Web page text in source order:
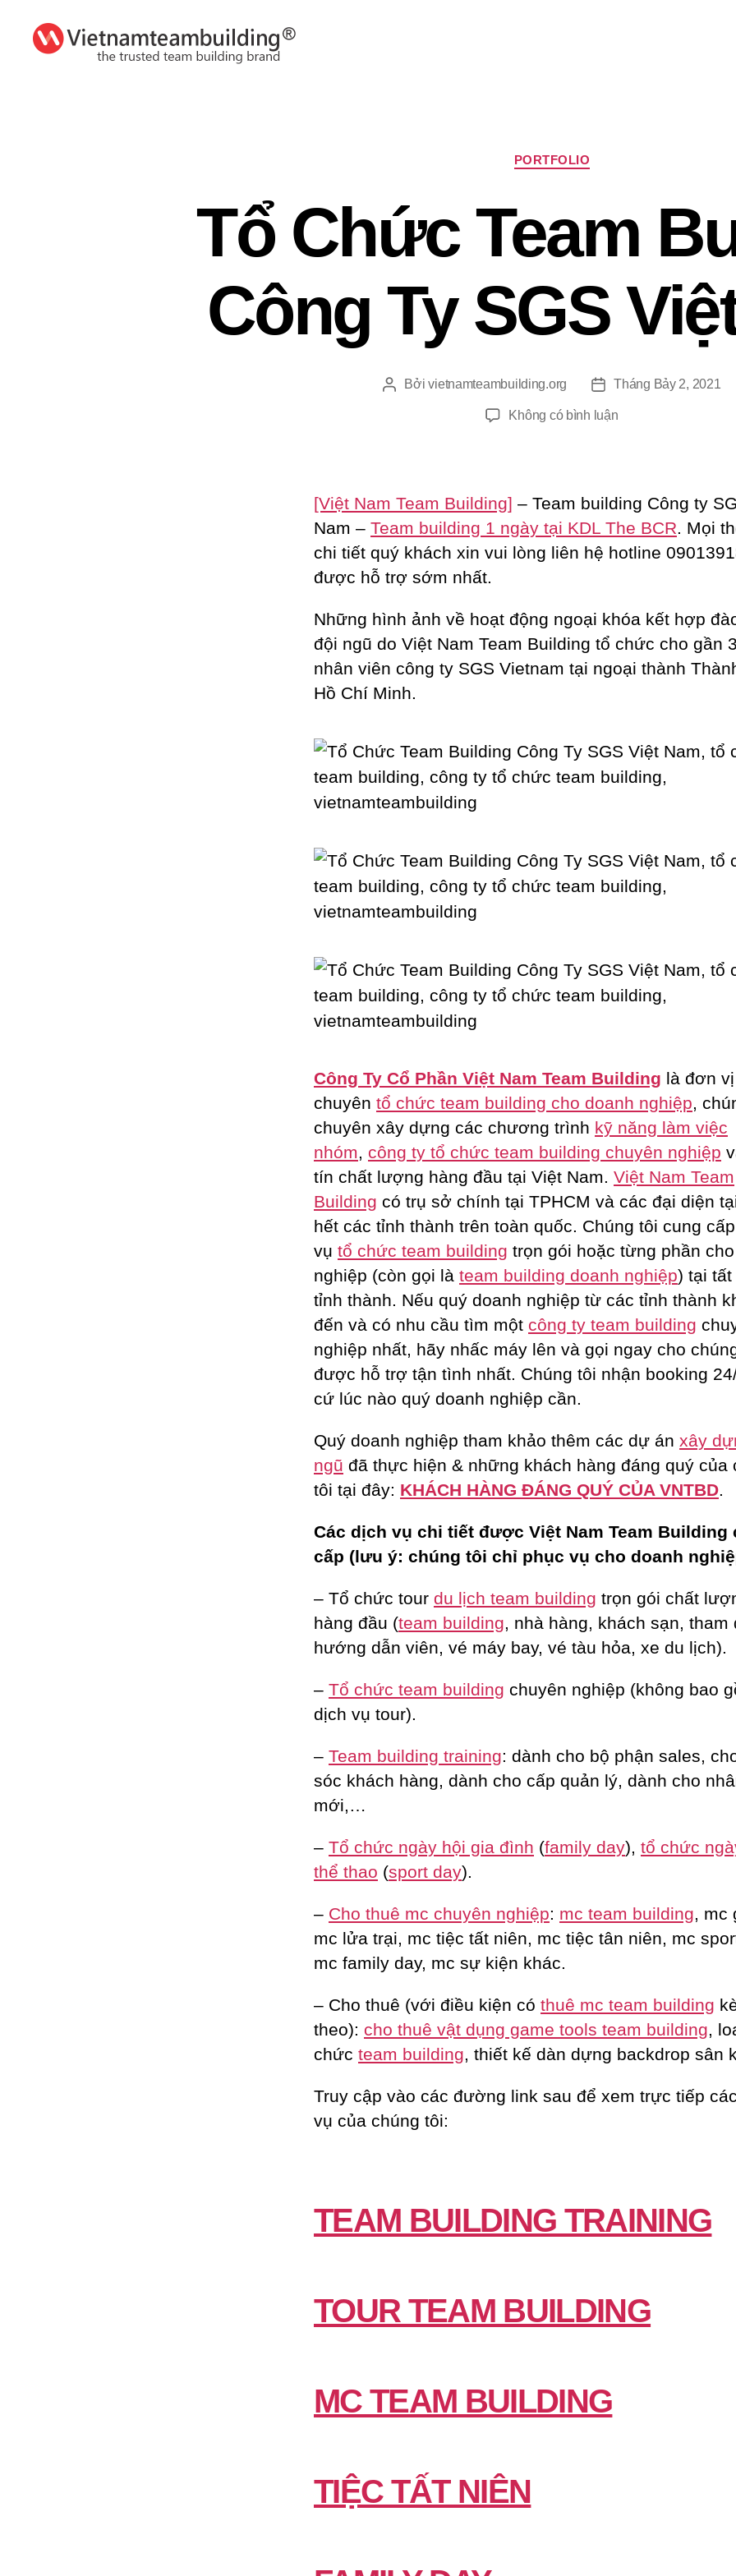
Chuyên
mục
PORTFOLIO
Tổ Chức Team
Công Ty SGS
TácBởivietnamteambuilding.org
NgàyTháng Bảy 2, 2021
Không có bình luậnở
Công
Ty
SGS
[Việt Nam Team Building] – Team building Công ty
Nam – Team building 1 ngày tại KDL The BCR . Mọi
chi tiết quý khách xin vui lòng liên hệ hotline
được hỗ trợ sớm nhất.
Những hình ảnh về hoạt động ngoại khóa kết hợp
đội ngũ do Việt Nam Team Building tổ chức cho gần
nhân viên công ty SGS Vietnam tại ngoại thành
Hồ Chí Minh.
Công Ty Cổ Phần Việt Nam Team Building là đơn vị
chuyên tổ chức team building cho doanh nghiệp ,
chuyên xây dựng các chương trình kỹ năng làm việc
nhóm
công ty tổ chức team building chuyên nghiệp
tín chất lượng hàng đầu tại Việt Nam. Việt Nam Team
Building có trụ sở chính tại TPHCM và các đại diện
hết các tỉnh thành trên toàn quốc. Chúng tôi cung
vụ tổ chức team building trọn gói hoặc từng phần
nghiệp (còn gọi là team building doanh nghiệp) tại
tỉnh thành. Nếu quý doanh nghiệp từ các tỉnh thành
đến và có nhu cầu tìm một công ty team building
nghiệp nhất, hãy nhấc máy lên và gọi ngay cho
được hỗ trợ tận tình nhất. Chúng tôi nhận booking
cứ lúc nào quý doanh nghiệp cần.
Quý doanh nghiệp tham khảo thêm các dự án xây
ngũ đã thực hiện & những khách hàng đáng quý của
tôi tại đây: KHÁCH HÀNG ĐÁNG QUÝ CỦA VNTBD
Các dịch vụ chi tiết được Việt Nam Team Building
cấp (lưu ý: chúng tôi chỉ phục vụ cho doanh
– Tổ chức tour du lịch team building trọn gói chất
hàng đầu (team building , nhà hàng, khách sạn, tham
hướng dẫn viên, vé máy bay, vé tàu hỏa, xe du lịch).
– Tổ chức team building chuyên nghiệp (không bao
dịch vụ tour).
– Team building training: dành cho bộ phận sales,
sóc khách hàng, dành cho cấp quản lý, dành cho
mới,…
– Tổ chức ngày hội gia đình (family day), tổ chức
thể thao (sport day).
– Cho thuê mc chuyên nghiệp: mc team building , mc
mc lửa trại, mc tiệc tất niên, mc tiệc tân niên, mc
mc family day, mc sự kiện khác.
– Cho thuê (với điều kiện có thuê mc team building
theo): cho thuê vật dụng game tools team building ,
chức team building , thiết kế dàn dựng backdrop sân
Truy cập vào các đường link sau để xem trực tiếp
vụ của chúng tôi:
TEAM BUILDING TRAINING
TOUR TEAM BUILDING
MC TEAM BUILDING
TIỆC TẤT NIÊN